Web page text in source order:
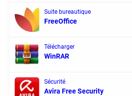
Suite bureautique
FreeOffice
Télécharger
WinRAR
Sécurité
Avira Free Security